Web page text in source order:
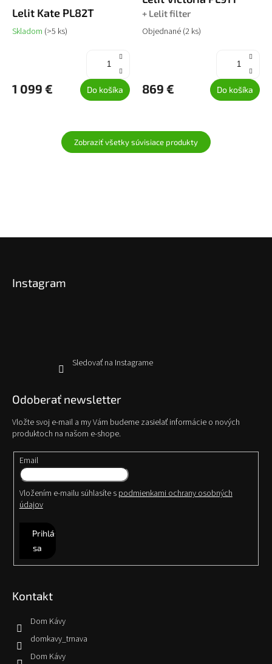
O
Lelit Kate PL82T
Skladom (>5 ks)
1 099 € Do košíka
+ Lelit filter
Objednané (2 ks)
869 € Do košíka
Zobraziť všetky súvisiace produkty
Instagram
Sledovať na Instagrame
Odoberať newsletter
Vložte svoj e-mail a my Vám budeme zasielať informácie o nových
produktoch na našom e-shope.
Email
Vložením e-mailu súhlasíte s podmienkami ochrany osobných
údajov
Prihlásiť
sa
Kontakt
Dom Kávy
domkavy_trnava
Dom Kávy